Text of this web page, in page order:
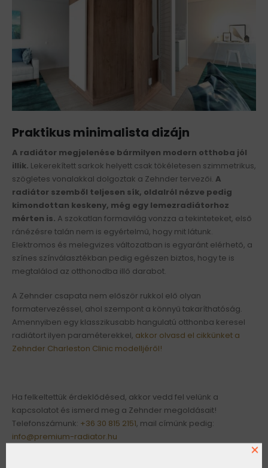
Praktikus minimalista dizájn
A radiátor megjelenése bármilyen modern otthoba jól
illik. Lekerekített sarkok helyett csak tökéletesen szimmetrikus,
szögletes vonalakkal dolgoztak a Zehnder tervezői. A
radiátor szemből teljesen sík, oldalról nézve pedig
kimondottan keskeny, még egy lemezradiátorhoz
mérten is. A szokatlan formavilág vonzza a tekinteteket, első
ránézésre talán nem is egyértelmű, hogy mit látunk.
Elektromos és melegvizes változatban is egyaránt elérhető, a
színes színválasztékban pedig egészen biztos, hogy te is
megtalálod az otthonodba illő darabot.
A Zehnder csapata nem először rukkol elő olyan
formatervezéssel, ahol szempont a könnyű takaríthatóság.
Amennyiben egy klasszikusabb hangulatú otthonba keresel
radiátort ilyen paraméterekkel, akkor olvasd el cikkünket a
Zehnder Charleston Clinic modelljéről!
Ha felkeltettük érdeklődésed, akkor vedd fel velünk a
kapcsolatot és ismerd meg a Zehnder megoldásait!
Telefonszámunk: +36 30 815 2151, mail címünk pedig:
info@premium-radiator.hu
×